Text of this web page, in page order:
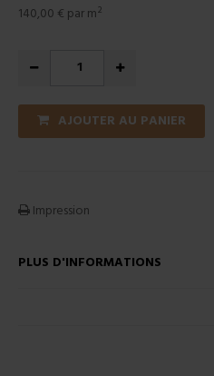
140,00 € par m²
AJOUTER AU PANIER
Impression
PLUS D'INFORMATIONS